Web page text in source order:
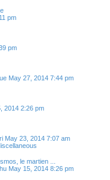
pm
pm
May 27, 2014 7:44 pm
2014 2:26 pm
May 23, 2014 7:07 am
le martien ...
May 15, 2014 8:26 pm